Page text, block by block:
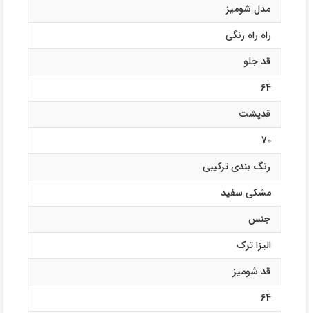
مدل شومیز
راه راه رنگی
قد جلو
64
قدپشت
70
رنگ بندی ترکیبی
مشکی سفید
جنس
الیزا ترک
قد شومیز
64